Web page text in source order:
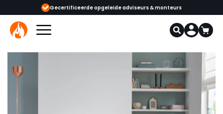
opgeleide adviseurs & monteurs 1000+ kachels en haarden in onze